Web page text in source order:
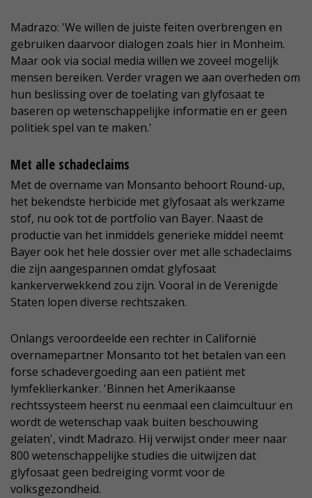
Madrazo: 'We willen de juiste feiten overbrengen en
gebruiken daarvoor dialogen zoals hier in Monheim.
Maar ook via social media willen we zoveel mogelijk
mensen bereiken. Verder vragen we aan overheden om
hun beslissing over de toelating van glyfosaat te
baseren op wetenschappelijke informatie en er geen
politiek spel van te maken.'
Met alle schadeclaims
Met de overname van Monsanto behoort Round-up,
het bekendste herbicide met glyfosaat als werkzame
stof, nu ook tot de portfolio van Bayer. Naast de
productie van het inmiddels generieke middel neemt
Bayer ook het hele dossier over met alle schadeclaims
die zijn aangespannen omdat glyfosaat
kankerverwekkend zou zijn. Vooral in de Verenigde
Staten lopen diverse rechtszaken.
Onlangs veroordeelde een rechter in Californië
overnamepartner Monsanto tot het betalen van een
forse schadevergoeding aan een patiënt met
lymfeklierkanker. 'Binnen het Amerikaanse
rechtssysteem heerst nu eenmaal een claimcultuur en
wordt de wetenschap vaak buiten beschouwing
gelaten', vindt Madrazo. Hij verwijst onder meer naar
800 wetenschappelijke studies die uitwijzen dat
glyfosaat geen bedreiging vormt voor de
volksgezondheid.